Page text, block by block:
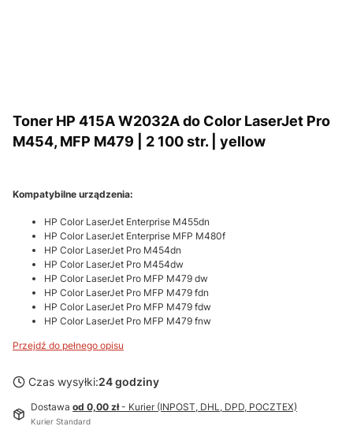
Toner HP 415A W2032A do Color LaserJet Pro
M454, MFP M479 | 2 100 str. | yellow
Kompatybilne urządzenia:
HP Color LaserJet Enterprise M455dn
HP Color LaserJet Enterprise MFP M480f
HP Color LaserJet Pro M454dn
HP Color LaserJet Pro M454dw
HP Color LaserJet Pro MFP M479 dw
HP Color LaserJet Pro MFP M479 fdn
HP Color LaserJet Pro MFP M479 fdw
HP Color LaserJet Pro MFP M479 fnw
Przejdź do pełnego opisu
Czas wysyłki:24 godziny
Dostawa od 0,00 zł- Kurier (INPOST, DHL, DPD, POCZTEX)
Kurier Standard